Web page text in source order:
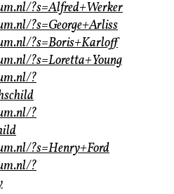
?s=Alfred+Werker
?s=George+Arliss
?s=Boris+Karloff
?s=Loretta+Young
?
?
?s=Henry+Ford
?